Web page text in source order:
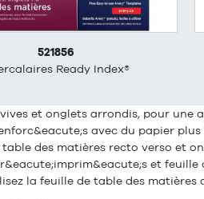
521856
Ready Index®
et onglets arrondis, pour une
avec du papier
table des matières recto verso et
et
la feuille de table des